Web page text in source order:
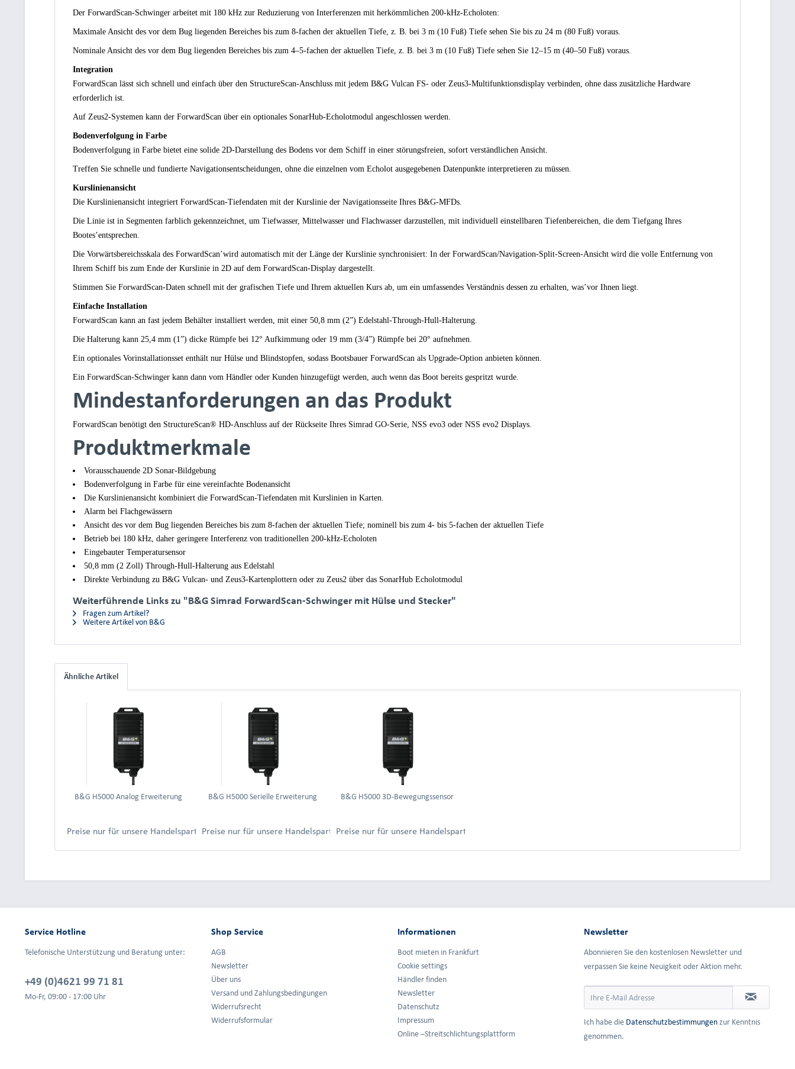
Der ForwardScan-Schwinger arbeitet mit 180 kHz zur Reduzierung von Interferenzen mit herkömmlichen 200-kHz-Echoloten:
Maximale Ansicht des vor dem Bug liegenden Bereiches bis zum 8-fachen der aktuellen Tiefe, z. B. bei 3 m (10 Fuß) Tiefe sehen Sie bis zu 24 m (80 Fuß) voraus.
Nominale Ansicht des vor dem Bug liegenden Bereiches bis zum 4–5-fachen der aktuellen Tiefe, z. B. bei 3 m (10 Fuß) Tiefe sehen Sie 12–15 m (40–50 Fuß) voraus.
Integration
ForwardScan lässt sich schnell und einfach über den StructureScan-Anschluss mit jedem B&G Vulcan FS- oder Zeus3-Multifunktionsdisplay verbinden, ohne dass zusätzliche Hardware
erforderlich ist.
Auf Zeus2-Systemen kann der ForwardScan über ein optionales SonarHub-Echolotmodul angeschlossen werden.
Bodenverfolgung in Farbe
Bodenverfolgung in Farbe bietet eine solide 2D-Darstellung des Bodens vor dem Schiff in einer störungsfreien, sofort verständlichen Ansicht.
Treffen Sie schnelle und fundierte Navigationsentscheidungen, ohne die einzelnen vom Echolot ausgegebenen Datenpunkte interpretieren zu müssen.
Kurslinienansicht
Die Kurslinienansicht integriert ForwardScan-Tiefendaten mit der Kurslinie der Navigationsseite Ihres B&G-MFDs.
Die Linie ist in Segmenten farblich gekennzeichnet, um Tiefwasser, Mittelwasser und Flachwasser darzustellen, mit individuell einstellbaren Tiefenbereichen, die dem Tiefgang Ihres
Bootes’entsprechen.
Die Vorwärtsbereichsskala des ForwardScan’wird automatisch mit der Länge der Kurslinie synchronisiert: In der ForwardScan/Navigation-Split-Screen-Ansicht wird die volle Entfernung von
Ihrem Schiff bis zum Ende der Kurslinie in 2D auf dem ForwardScan-Display dargestellt.
Stimmen Sie ForwardScan-Daten schnell mit der grafischen Tiefe und Ihrem aktuellen Kurs ab, um ein umfassendes Verständnis dessen zu erhalten, was’vor Ihnen liegt.
Einfache Installation
ForwardScan kann an fast jedem Behälter installiert werden, mit einer 50,8 mm (2”) Edelstahl-Through-Hull-Halterung.
Die Halterung kann 25,4 mm (1”) dicke Rümpfe bei 12° Aufkimmung oder 19 mm (3/4”) Rümpfe bei 20° aufnehmen.
Ein optionales Vorinstallationsset enthält nur Hülse und Blindstopfen, sodass Bootsbauer ForwardScan als Upgrade-Option anbieten können.
Ein ForwardScan-Schwinger kann dann vom Händler oder Kunden hinzugefügt werden, auch wenn das Boot bereits gespritzt wurde.
Mindestanforderungen an das Produkt
ForwardScan benötigt den StructureScan® HD-Anschluss auf der Rückseite Ihres Simrad GO-Serie, NSS evo3 oder NSS evo2 Displays.
Produktmerkmale
Vorausschauende 2D Sonar-Bildgebung
Bodenverfolgung in Farbe für eine vereinfachte Bodenansicht
Die Kurslinienansicht kombiniert die ForwardScan-Tiefendaten mit Kurslinien in Karten.
Alarm bei Flachgewässern
Ansicht des vor dem Bug liegenden Bereiches bis zum 8-fachen der aktuellen Tiefe; nominell bis zum 4- bis 5-fachen der aktuellen Tiefe
Betrieb bei 180 kHz, daher geringere Interferenz von traditionellen 200-kHz-Echoloten
Eingebauter Temperatursensor
50,8 mm (2 Zoll) Through-Hull-Halterung aus Edelstahl
Direkte Verbindung zu B&G Vulcan- und Zeus3-Kartenplottern oder zu Zeus2 über das SonarHub Echolotmodul
Weiterführende Links zu "B&G Simrad ForwardScan-Schwinger mit Hülse und Stecker"
Fragen zum Artikel?
Weitere Artikel von B&G
Ähnliche Artikel
B&G H5000 Analog Erweiterung
Preise nur für unsere Handelspartner nach Anmeldung.
B&G H5000 Serielle Erweiterung
Preise nur für unsere Handelspartner nach Anmeldung.
B&G H5000 3D-Bewegungssensor
Preise nur für unsere Handelspartner nach Anmeldung.
Service Hotline
Telefonische Unterstützung und Beratung unter:
+49 (0)4621 99 71 81
Mo-Fr, 09:00 - 17:00 Uhr
Shop Service
AGB
Newsletter
Über uns
Versand und Zahlungsbedingungen
Widerrufsrecht
Widerrufsformular
Informationen
Boot mieten in Frankfurt
Cookie settings
Händler finden
Newsletter
Datenschutz
Impressum
Online –Streitschlichtungsplattform
Newsletter
Abonnieren Sie den kostenlosen Newsletter und
verpassen Sie keine Neuigkeit oder Aktion mehr.
Ich habe die Datenschutzbestimmungen zur Kenntnis
genommen.